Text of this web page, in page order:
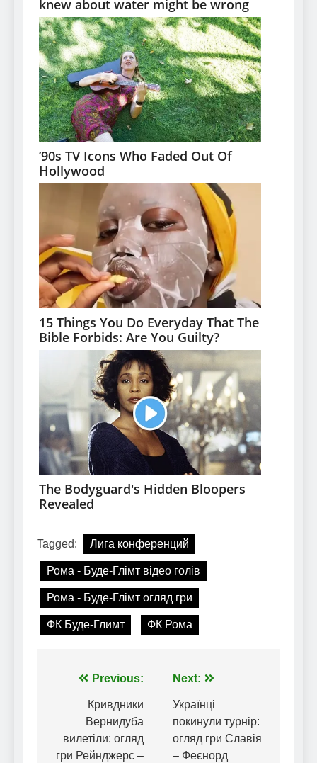
Tagged: Лига конференций
Рома - Буде-Глімт відео голів
Рома - Буде-Глімт огляд гри
ФК Буде-Глимт ФК Рома
Навігація
записів
Previous:
Кривдники
Вернидуба
вилетіли: огляд
гри Рейнджерс –
Next:
Українці
покинули турнір:
огляд гри Славія
– Феєнорд